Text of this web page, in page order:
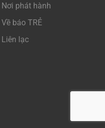
Nơi phát hành
Về báo TRẺ
Liên lạc